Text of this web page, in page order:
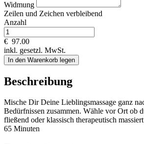
Widmung
Zeilen und Zeichen verbleibend
Anzahl
€ 97.00
inkl. gesetzl. MwSt.
In den Warenkorb legen
Beschreibung
Mische Dir Deine Lieblingsmassage ganz
Bedürfnissen zusammen. Wähle vor Ort ob
fließend oder klassisch therapeutisch
65 Minuten